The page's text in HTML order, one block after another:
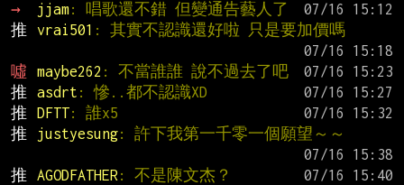
→
jjam: 唱歌還不錯 但變通告藝人了
推
vrai501 : 其實不認識還好啦 只是要加價嗎
噓
maybe262 : 不當誰誰 說不過去了吧
推
asdrt : 慘..都不認識XD
推
DFTT: 誰x5
推
justyesung: 許下我第一千零一個願望～～
推
AGODFATHER : 不是陳文杰？